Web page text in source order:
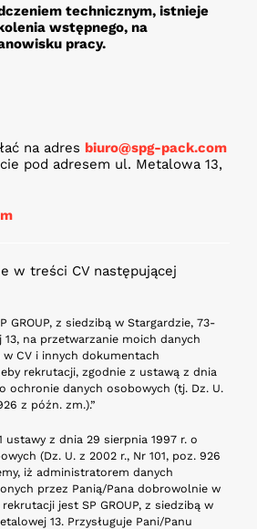
technicznym, istnieje
wstępnego, na
pracy.
na adres biuro@spg-pack.com
pod adresem ul. Metalowa 13,
w treści CV następującej
GROUP, z siedzibą w Stargardzie, 73-
13, na przetwarzanie moich danych
CV i innych dokumentach
rekrutacji, zgodnie z ustawą z dnia
ochronie danych osobowych (tj. Dz. U.
z późn. zm.).”
ustawy z dnia 29 sierpnia 1997 r. o
(Dz. U. z 2002 r., Nr 101, poz. 926
iż administratorem danych
przez Panią/Pana dobrowolnie w
jest SP GROUP, z siedzibą w
13. Przysługuje Pani/Panu